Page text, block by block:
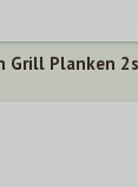
Grill Planken